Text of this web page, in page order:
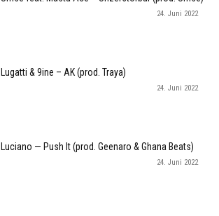
24. Juni 2022
Lugatti & 9ine – AK (prod. Traya)
24. Juni 2022
Luciano — Push It (prod. Geenaro & Ghana Beats)
24. Juni 2022